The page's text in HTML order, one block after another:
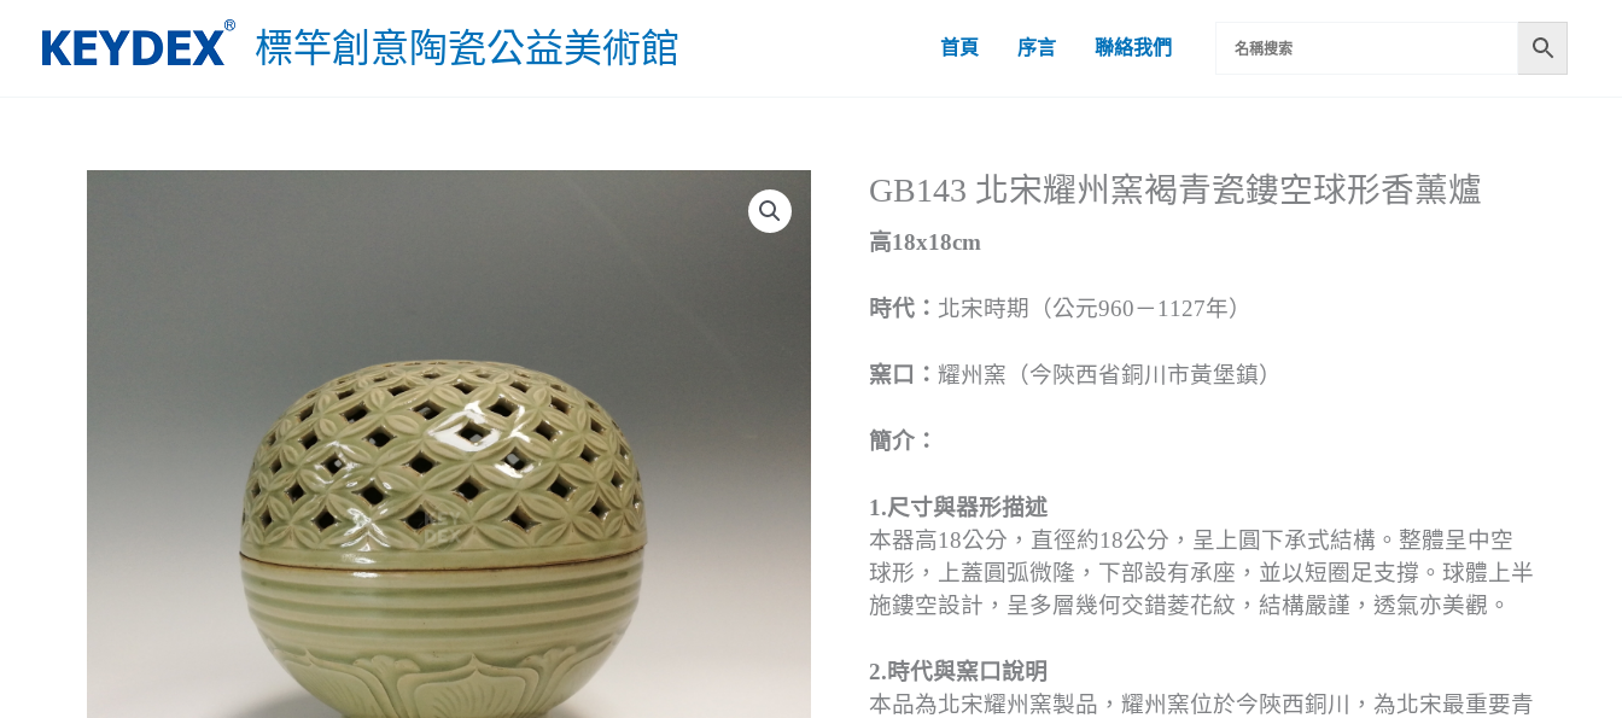
標竿創意陶瓷公益美術館 首頁 序言 聯絡我們
GB143 北宋耀州窯褐青瓷鏤空球形香薰爐
高18x18cm
時代： 北宋時期（公元960－1127年）
窯口： 耀州窯（今陝西省銅川市黃堡鎮）
簡介：
1.尺寸與器形描述
本器高18公分，直徑約18公分，呈上圓下承式結構。整體呈中空
球形，上蓋圓弧微隆，下部設有承座，並以短圈足支撐。球體上半
施鏤空設計，呈多層幾何交錯菱花紋，結構嚴謹，透氣亦美觀。
2.時代與窯口說明
本品為北宋耀州窯製品，耀州窯位於今陝西銅川，為北宋最重要青